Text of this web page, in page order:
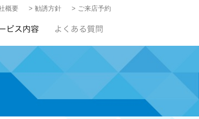
概要 > 勧誘方針 > ご来店予約